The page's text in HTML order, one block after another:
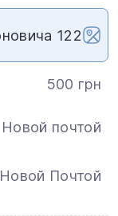
122
500 грн
Новой почтой
Новой Почтой